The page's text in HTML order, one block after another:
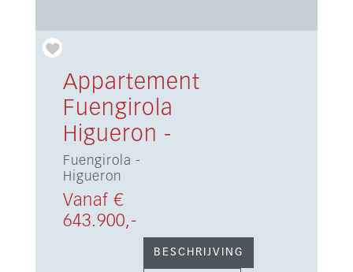
Appartement
Fuengirola
Higueron -
Fuengirola -
Higueron
Vanaf €
643.900,-
BESCHRIJVING